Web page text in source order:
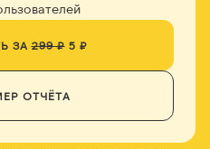
ЗА299 ₽5 ₽
ОТЧЁТА